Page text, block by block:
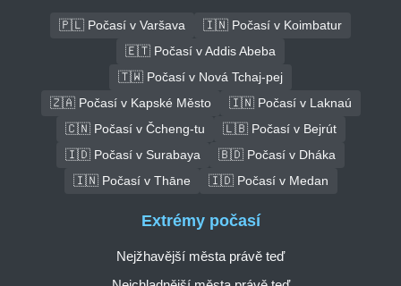
🇵🇱 Počasí v Varšava
🇮🇳 Počasí v Koimbatur
🇪🇹 Počasí v Addis Abeba
🇹🇼 Počasí v Nová Tchaj-pej
🇿🇦 Počasí v Kapské Město
🇮🇳 Počasí v Laknaú
🇨🇳 Počasí v Čcheng-tu
🇱🇧 Počasí v Bejrút
🇮🇩 Počasí v Surabaya
🇧🇩 Počasí v Dháka
🇮🇳 Počasí v Thāne
🇮🇩 Počasí v Medan
Extrémy počasí
Nejžhavější města právě teď